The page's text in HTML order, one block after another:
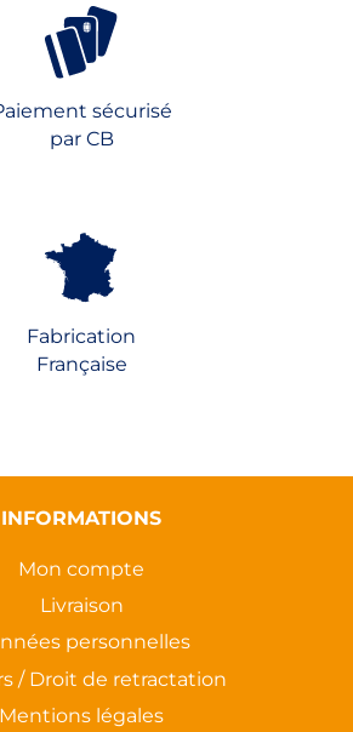
sécurisé
par CB
Fabrication
Française
INFORMATIONS
Mon compte
Livraison
personnelles
/ Droit de retractation
Mentions légales